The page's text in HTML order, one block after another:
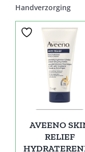
Handverzorging
AVEENO
RELIEF